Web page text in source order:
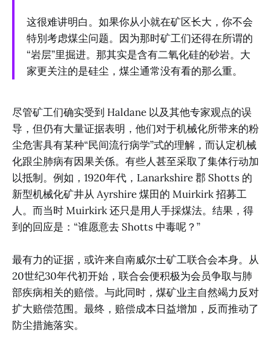
这很难讲明白。如果你从小就在矿区长大，你不会
特別考虑煤尘问题。因为那时矿工们还得在所谓的
“岩层”里掘进。那其实是含有二氧化硅的砂岩。大
家更关注的是硅尘，煤尘通常没有看的那么重。
尽管矿工们确实受到 Haldane 以及其他专家观点的误
导，但仍有大量证据表明，他们对于机械化所带来的粉
尘危害具有某种“民间流行病学”式的理解，而认定机械
化跟尘肺病有因果关係。有些人甚至采取了集体行动加
以抵制。例如，1920年代，Lanarkshire 郡 Shotts 的
新型机械化矿井从 Ayrshire 煤田的 Muirkirk 招募工
人。而当时 Muirkirk 还只是用人手採煤法。结果，得
到的回应是：“谁愿意去 Shotts 中毒呢？”
最有力的证据，或许来自南威尔士矿工联合会本身。从
20世纪30年代初开始，联合会便积极为会员争取与肺
部疾病相关的赔偿。与此同时，煤矿业主自然竭力反对
扩大赔偿范围。最终，赔偿成本日益增加，反而推动了
防尘措施落实。